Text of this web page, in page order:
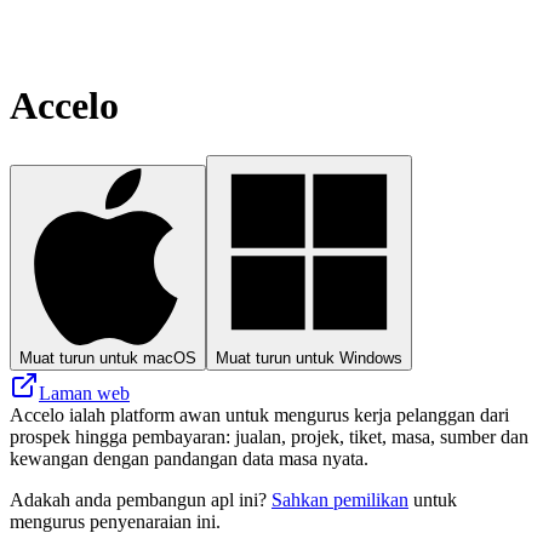
Accelo
Muat turun untuk macOS Muat turun untuk Windows
Laman web
Accelo ialah platform awan untuk mengurus kerja pelanggan dari
prospek hingga pembayaran: jualan, projek, tiket, masa, sumber dan
kewangan dengan pandangan data masa nyata.
Adakah anda pembangun apl ini? Sahkan pemilikan untuk
mengurus penyenaraian ini.